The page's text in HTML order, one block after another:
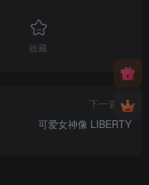
收藏
下一篇
可爱女神像 LIBERTY